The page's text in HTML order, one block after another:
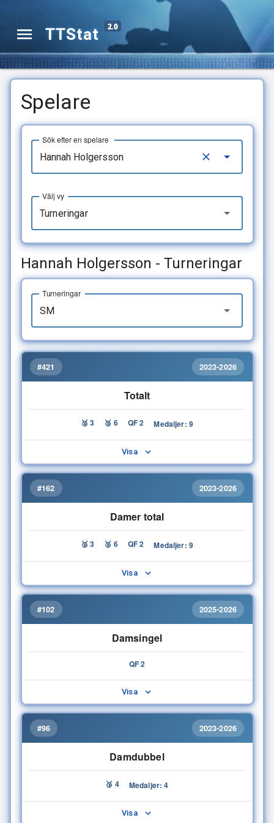
TTStat 2.0
Spelare
Sök efter en spelare
Turneringar
Välj vy
Hannah Holgersson - Turneringar
Turneringar
#421 2023-2026
Totalt
🥈 3 🥉 6 QF 2 Medaljer: 9
Visa
#162 2023-2026
Damer total
🥈 3 🥉 6 QF 2 Medaljer: 9
Visa
#102 2025-2026
Damsingel
QF 2
Visa
#96 2023-2026
Damdubbel
🥉 4 Medaljer: 4
Visa